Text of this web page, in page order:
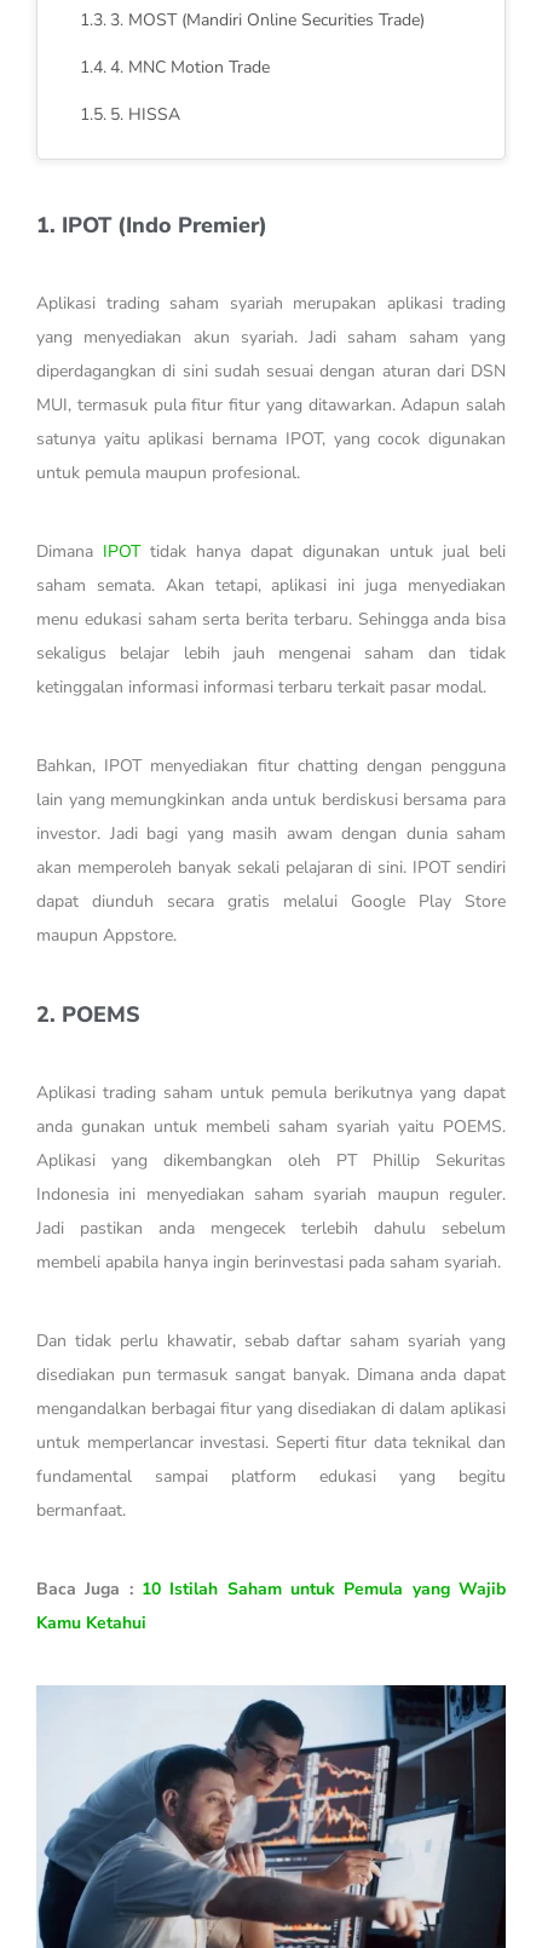
3. MOST (Mandiri Online Securities Trade)
4. MNC Motion Trade
5. HISSA
1. IPOT (Indo Premier)
Aplikasi trading saham syariah merupakan aplikasi trading
yang menyediakan akun syariah. Jadi saham saham yang
diperdagangkan di sini sudah sesuai dengan aturan dari DSN
MUI, termasuk pula fitur fitur yang ditawarkan. Adapun salah
satunya yaitu aplikasi bernama IPOT, yang cocok digunakan
untuk pemula maupun profesional.
Dimana IPOTtidak hanya dapat digunakan untuk jual beli
saham semata. Akan tetapi, aplikasi ini juga menyediakan
menu edukasi saham serta berita terbaru. Sehingga anda bisa
sekaligus belajar lebih jauh mengenai saham dan tidak
ketinggalan informasi informasi terbaru terkait pasar modal.
Bahkan, IPOT menyediakan fitur chatting dengan pengguna
lain yang memungkinkan anda untuk berdiskusi bersama para
investor. Jadi bagi yang masih awam dengan dunia saham
akan memperoleh banyak sekali pelajaran di sini. IPOT sendiri
dapat diunduh secara gratis melalui Google Play Store
maupun Appstore.
2. POEMS
Aplikasi trading saham untuk pemula berikutnya yang dapat
anda gunakan untuk membeli saham syariah yaitu POEMS.
Aplikasi yang dikembangkan oleh PT Phillip Sekuritas
Indonesia ini menyediakan saham syariah maupun reguler.
Jadi pastikan anda mengecek terlebih dahulu sebelum
membeli apabila hanya ingin berinvestasi pada saham syariah.
Dan tidak perlu khawatir, sebab daftar saham syariah yang
disediakan pun termasuk sangat banyak. Dimana anda dapat
mengandalkan berbagai fitur yang disediakan di dalam aplikasi
untuk memperlancar investasi. Seperti fitur data teknikal dan
fundamental sampai platform edukasi yang begitu
bermanfaat.
Baca Juga : 10 Istilah Saham untuk Pemula yang Wajib
Kamu Ketahui